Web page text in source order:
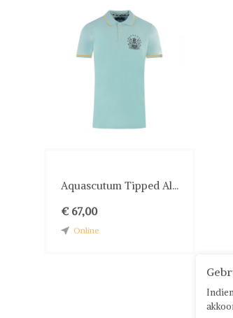
Aquascutum Tipped Al...
€ 67,00
Online